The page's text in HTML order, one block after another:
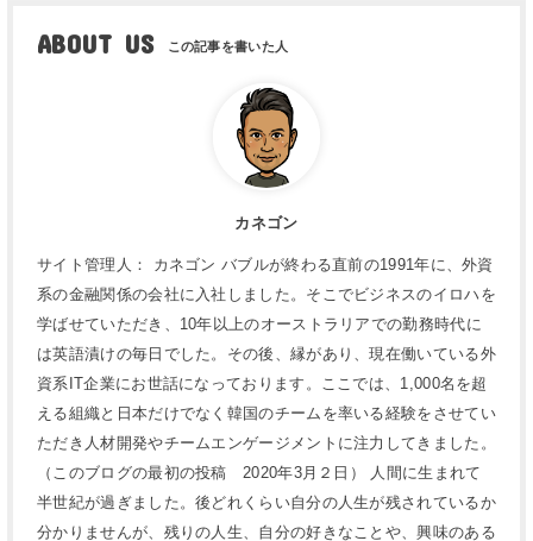
ABOUT US
カネゴン
サイト管理人： カネゴン バブルが終わる直前の1991年に、外資
系の金融関係の会社に入社しました。そこでビジネスのイロハを
学ばせていただき、10年以上のオーストラリアでの勤務時代に
は英語漬けの毎日でした。その後、縁があり、現在働いている外
資系IT企業にお世話になっております。ここでは、1,000名を超
える組織と日本だけでなく韓国のチームを率いる経験をさせてい
ただき人材開発やチームエンゲージメントに注力してきました。
（このブログの最初の投稿 2020年3月２日） 人間に生まれて
半世紀が過ぎました。後どれくらい自分の人生が残されているか
分かりませんが、残りの人生、自分の好きなことや、興味のある